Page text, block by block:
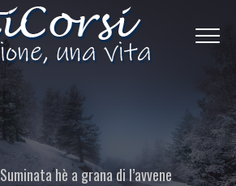
Suminata hè a grana di l’avvene